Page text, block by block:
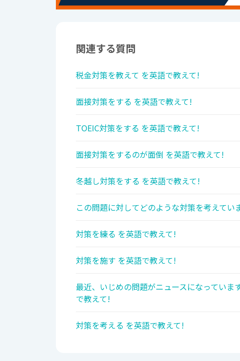
関連する質問
税金対策を教えて を英語で教えて!
面接対策をする を英語で教えて!
TOEIC対策をする を英語で教えて!
面接対策をするのが面倒 を英語で教えて!
冬越し対策をする を英語で教えて!
この問題に対してどのような対策を考えてい
対策を練る を英語で教えて!
対策を施す を英語で教えて!
最近、いじめの問題がニュースになってい
で教えて!
対策を考える を英語で教えて!